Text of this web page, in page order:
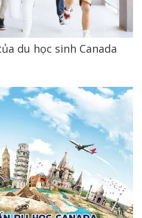
du học sinh Canada